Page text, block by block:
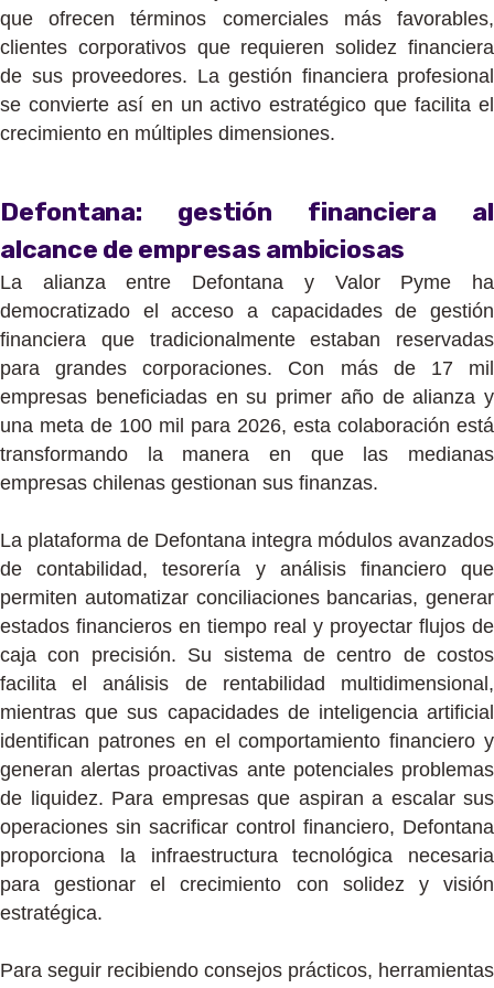
que ofrecen términos comerciales más favorables,
clientes corporativos que requieren solidez financiera
de sus proveedores. La gestión financiera profesional
se convierte así en un activo estratégico que facilita el
crecimiento en múltiples dimensiones.
Defontana: gestión financiera al
alcance de empresas ambiciosas
La alianza entre Defontana y Valor Pyme ha
democratizado el acceso a capacidades de gestión
financiera que tradicionalmente estaban reservadas
para grandes corporaciones. Con más de 17 mil
empresas beneficiadas en su primer año de alianza y
una meta de 100 mil para 2026, esta colaboración está
transformando la manera en que las medianas
empresas chilenas gestionan sus finanzas.
La plataforma de Defontana integra módulos avanzados
de contabilidad, tesorería y análisis financiero que
permiten automatizar conciliaciones bancarias, generar
estados financieros en tiempo real y proyectar flujos de
caja con precisión. Su sistema de centro de costos
facilita el análisis de rentabilidad multidimensional,
mientras que sus capacidades de inteligencia artificial
identifican patrones en el comportamiento financiero y
generan alertas proactivas ante potenciales problemas
de liquidez. Para empresas que aspiran a escalar sus
operaciones sin sacrificar control financiero, Defontana
proporciona la infraestructura tecnológica necesaria
para gestionar el crecimiento con solidez y visión
estratégica.
Para seguir recibiendo consejos prácticos, herramientas